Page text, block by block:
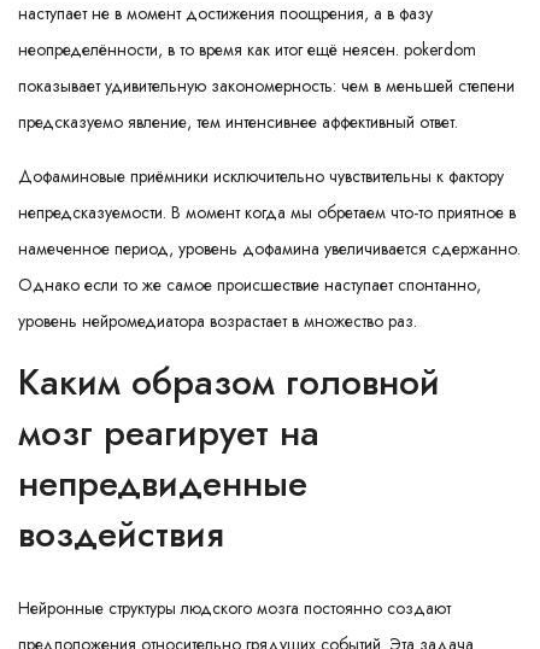
наступает не в момент достижения поощрения, а в фазу
неопределённости, в то время как итог ещё неясен. pokerdom
показывает удивительную закономерность: чем в меньшей степени
предсказуемо явление, тем интенсивнее аффективный ответ.
Дофаминовые приёмники исключительно чувствительны к фактору
непредсказуемости. В момент когда мы обретаем что-то приятное в
намеченное период, уровень дофамина увеличивается сдержанно.
Однако если то же самое происшествие наступает спонтанно,
уровень нейромедиатора возрастает в множество раз.
Каким образом головной
мозг реагирует на
непредвиденные
воздействия
Нейронные структуры людского мозга постоянно создают
предположения относительно грядущих событий. Эта задача